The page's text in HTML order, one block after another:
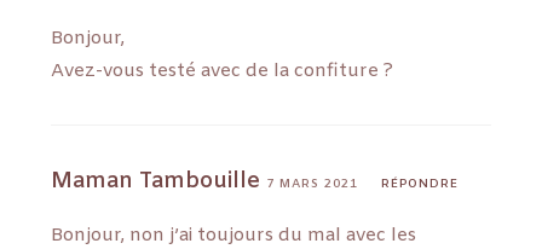
Bonjour,
Avez-vous testé avec de la confiture ?
Maman Tambouille 7 MARS 2021 RÉPONDRE
Bonjour, non j’ai toujours du mal avec les